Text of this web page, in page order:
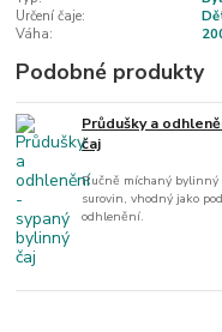
Určení čaje:
Váha:
Podobné produkty
Průdušky a
čaj
Ručně míchaný bylinný
surovin, vhodný jako
odhlenění.